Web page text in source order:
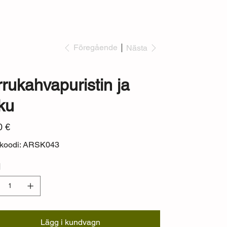
Föregående Nästa
ja
€
ARSK043
Lägg i kundvagn